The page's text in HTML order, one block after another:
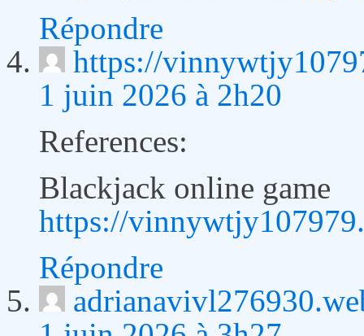
Répondre
https://
1 juin 2026 à 2h20
References:
Blackjack online game
https://
Répondre